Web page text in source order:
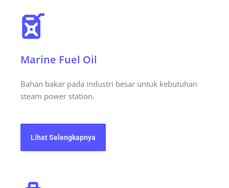
Marine Fuel Oil
Bahan bakar pada industri besar untuk kebutuhan
steam power station.
Lihat Selengkapnya